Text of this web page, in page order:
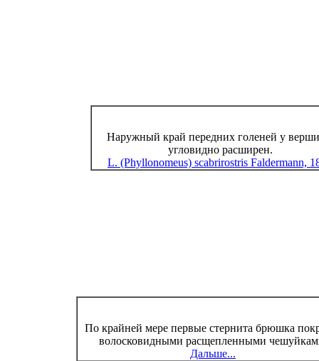
Наружный край передних голеней у
угловидно расширен.
L. (Phyllonomeus) scabrirostris Faldermann,
По крайней мере первые стернита брюшка
волосковидными расщепленными
Дальше...